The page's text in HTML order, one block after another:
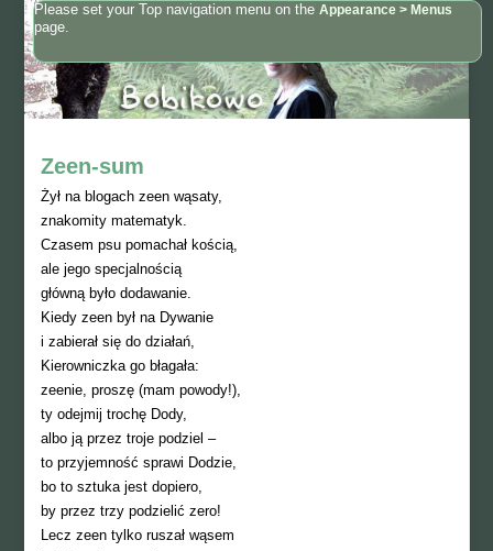
Please set your Top navigation menu on the Appearance > Menus
page.
Zeen-sum
Żył na blogach zeen wąsaty,
znakomity matematyk.
Czasem psu pomachał kością,
ale jego specjalnością
główną było dodawanie.
Kiedy zeen był na Dywanie
i zabierał się do działań,
Kierowniczka go błagała:
zeenie, proszę (mam powody!),
ty odejmij trochę Dody,
albo ją przez troje podziel –
to przyjemność sprawi Dodzie,
bo to sztuka jest dopiero,
by przez trzy podzielić zero!
Lecz zeen tylko ruszał wąsem